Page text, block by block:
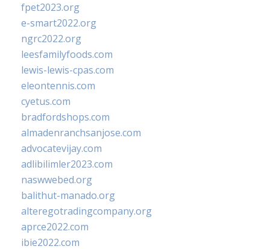
fpet2023.org
e-smart2022.org
ngrc2022.org
leesfamilyfoods.com
lewis-lewis-cpas.com
eleontennis.com
cyetus.com
bradfordshops.com
almadenranchsanjose.com
advocatevijay.com
adlibilimler2023.com
naswwebed.org
balithut-manado.org
alteregotradingcompany.org
aprce2022.com
ibie2022.com